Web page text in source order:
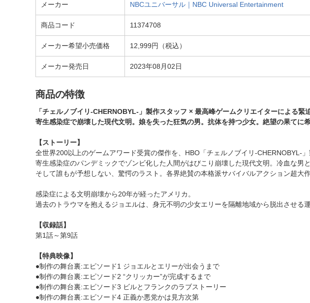
メーカー NBCユニバーサル｜NBC Universal Entertainment
商品コード 11374708
メーカー希望小売価格 12,999円（税込）
メーカー発売日 2023年08月02日
商品の特徴
「チェルノブイリ-CHERNOBYL-」製作スタッフ × 最高峰ゲームクリエイターによる緊
寄生感染症で崩壊した現代文明。娘を失った狂気の男。抗体を持つ少女。絶望の果てに
【ストーリー】
全世界200以上のゲームアワード受賞の傑作を、HBO「チェルノブイリ-CHERNOBYL-
寄生感染症のパンデミックでゾンビ化した人間がはびこり崩壊した現代文明。冷血な男
そして誰もが予想しない、驚愕のラスト。各界絶賛の本格派サバイバルアクション超大作
感染症による文明崩壊から20年が経ったアメリカ。
過去のトラウマを抱えるジョエルは、身元不明の少女エリーを隔離地域から脱出させ
【収録話】
第1話～第9話
【特典映像】
●制作の舞台裏:エピソード1 ジョエルとエリーが出会うまで
●制作の舞台裏:エピソード2 “クリッカー”が完成するまで
●制作の舞台裏:エピソード3 ビルとフランクのラブストーリー
●制作の舞台裏:エピソード4 正義か悪党かは見方次第